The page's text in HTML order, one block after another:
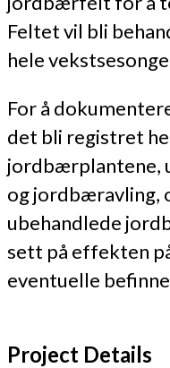
Feltet vil bli
hele
For å
det bli registret
jordbærplantene,
og jordbæravling,
ubehandlede
sett på effekten
eventuelle
Project Details